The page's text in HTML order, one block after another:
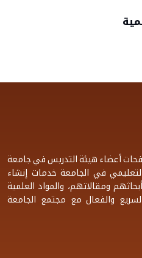
أعضاء هيئة التدريس في جامعة
التعليمي في الجامعة خدمات إنشاء
ومقالاتهم، والمواد العلمية
والفعال مع مجتمع الجامعة